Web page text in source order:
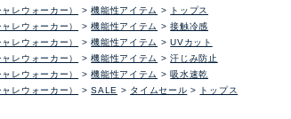
レウォーカー）
機能性アイテム
トップス
レウォーカー）
機能性アイテム
接触冷感
レウォーカー）
機能性アイテム
UVカット
レウォーカー）
機能性アイテム
汗じみ防止
レウォーカー）
機能性アイテム
吸水速乾
レウォーカー）
SALE タイムセール トップス